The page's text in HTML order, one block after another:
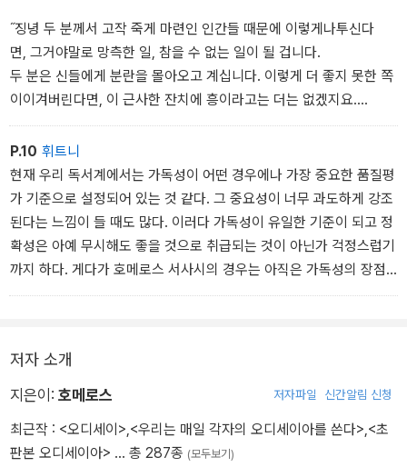
˝징녕 두 분께서 고작 죽게 마련인 인간들 때문에 이렇게나투신다
면, 그거야말로 망측한 일, 참을 수 없는 일이 될 겁니다.
두 분은 신들에게 분란을 몰아오고 계십니다. 이렇게 더 좋지 못한 쪽
이이겨버린다면, 이 근사한 잔치에 흥이라고는 더는 없겠지요.
제 아버지 제우스의 심사를 편케 해주십사고요. 그래야 또 아버지
도 싸우시지않겠고, 저희보라고 잔칫상을 뒤엎지도 않으실 테니까
요. 만일 올림포스에계시는, 저 벼락을 내리시는 분이 우릴 앉은 자리
에서 후러치려 작정하면무슨 꼴이 나겠습니까? 저분이야말로 비
할 데 없이 막강하시니까요.
˝참으셔야지요, 내 어머니, 아무리 괴로우셔도 이번만큼은 참으세요.
올림포스에 게시는 저분께 맞서는 건 고통스러운 일이니까요.
은 제 발을 잡아채더니 신성한 문턱에서 저를 내동댕이치셨지 뭡니
까.
저는 그길로 꼬박 한나절을 떨어지다가, 헬리오스가 떨어질 때저
P.10 휘트니
현재 우리 독서계에서는 가독성이 어떤 경우에나 가장 중요한 품질평
가 기준으로 설정되어 있는 것 같다. 그 중요성이 너무 과도하게 강조
된다는 느낌이 들 때도 많다. 이러다 가독성이 유일한 기준이 되고 정
확성은 아예 무시해도 좋을 것으로 취급되는 것이 아닌가 걱정스럽기
까지 하다. 게다가 호메로스 서사시의 경우는 아직은 가독성의 장점
을 특징으로하는 번역만이 공급되어왔다. 반면 정확성의 장점을 가
저자 소개
지은이: 호메로스 저자파일 신간알림 신청
최근작 : <오디세이> <우리는 매일 각자의 오디세이아를 쓴다> <초
판본 오디세이아> … 총 287종 (모두보기)